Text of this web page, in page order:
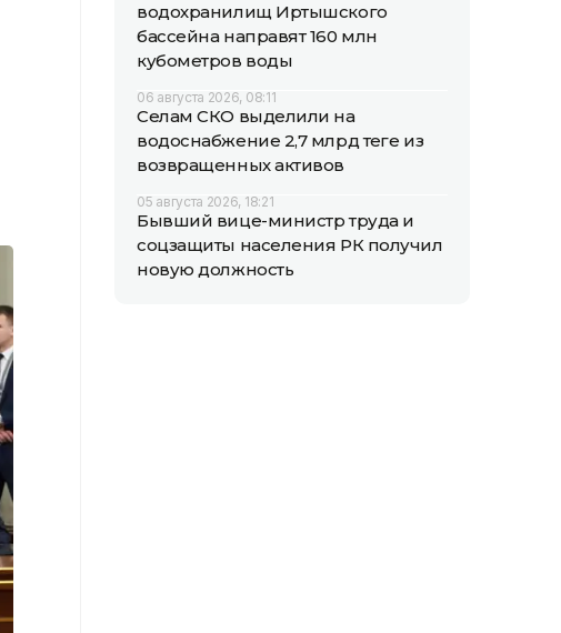
водохранилищ Иртышского
бассейна направят 160 млн
кубометров воды
06 августа 2026, 08:11
Селам СКО выделили на
водоснабжение 2,7 млрд теңге из
возвращенных активов
05 августа 2026, 18:21
Бывший вице-министр труда и
соцзащиты населения РК получил
новую должность